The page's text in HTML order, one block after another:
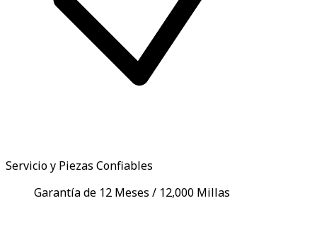
Servicio y Piezas Confiables
Garantía de 12 Meses / 12,000 Millas